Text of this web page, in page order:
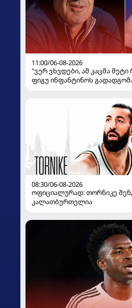
11:00/06-08-2026
"ვერ ვხვდები, ამ კაცმა
ფიგუ ინფანტინოს
08:30/06-08-2026
ოფიციალურად: თორნიკე
კალათბურთელია